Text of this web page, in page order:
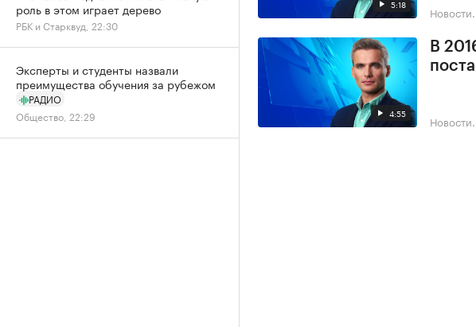
5:18
4:55
В
роль в этом играет дерево
РБК и Старквуд, 22:30
Эксперты и студенты назвали
преимущества обучения за рубежом
РАДИО
Общество, 22:29